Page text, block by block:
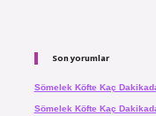
Son yorumlar
Sömelek Köfte Kaç
Sömelek Köfte Kaç